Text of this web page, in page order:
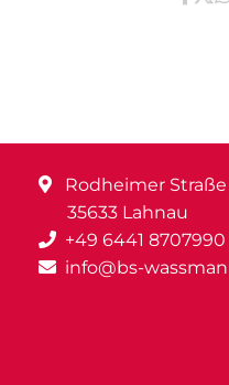
Rodheimer Straße
35633 Lahnau
+49 6441 8707990
info@bs-